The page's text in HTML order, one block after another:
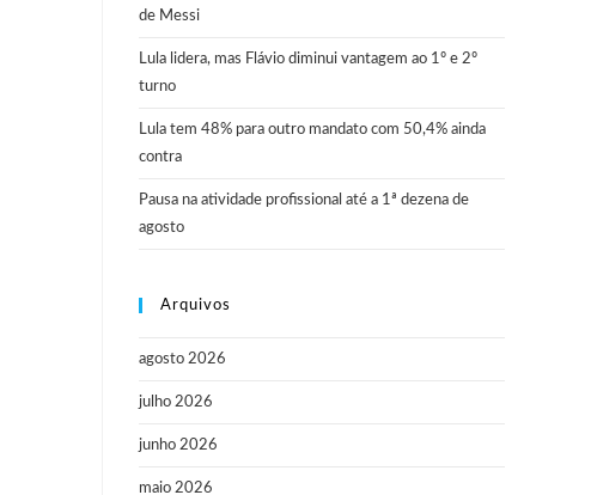
de Messi
Lula lidera, mas Flávio diminui vantagem ao 1º e 2º
turno
Lula tem 48% para outro mandato com 50,4% ainda
contra
Pausa na atividade profissional até a 1ª dezena de
agosto
Arquivos
agosto 2026
julho 2026
junho 2026
maio 2026